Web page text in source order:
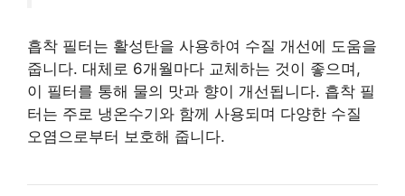
흡착 필터는 활성탄을 사용하여 수질 개선에 도움을
줍니다. 대체로 6개월마다 교체하는 것이 좋으며,
이 필터를 통해 물의 맛과 향이 개선됩니다. 흡착 필
터는 주로 냉온수기와 함께 사용되며 다양한 수질
오염으로부터 보호해 줍니다.